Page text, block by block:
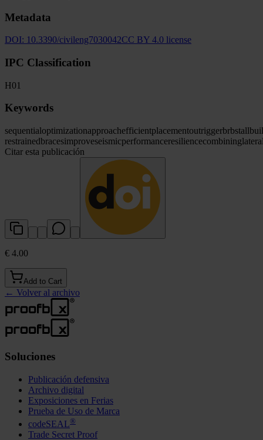
Metadata
DOI: 10.3390/civileng7030042CC BY 4.0 license
IPC Classification
H01
Keywords
sequentialoptimizationapproachefficientplacementoutriggerbrbstall
restrainedbracesimproveseismicperformanceresiliencecombining
Citar esta publicación
€ 4.00
Add to Cart
← Volver al archivo
Soluciones
Publicación defensiva
Archivo digital
Exposiciones en Ferias
Prueba de Uso de Marca
codeSEAL®
Trade Secret Proof